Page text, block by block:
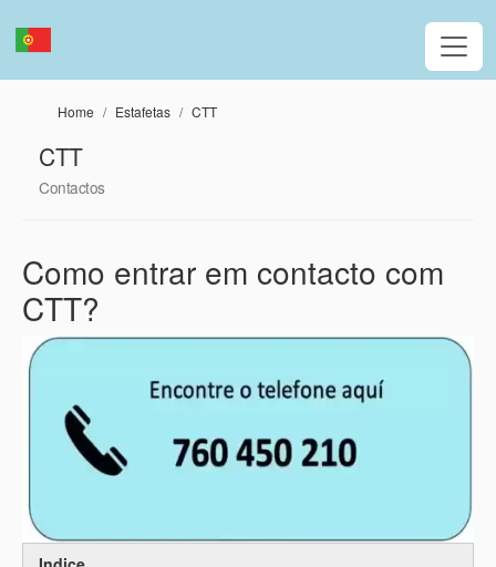
Home Estafetas CTT
CTT
Contactos
Como entrar em contacto com
CTT?